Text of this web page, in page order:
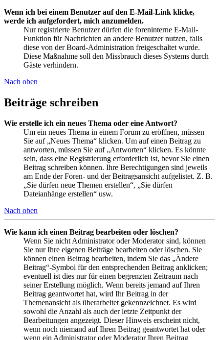
Wenn ich bei einem Benutzer auf den E-Mail-Link klicke,
werde ich aufgefordert, mich anzumelden.
Nur registrierte Benutzer dürfen die foreninterne E-Mail-
Funktion für Nachrichten an andere Benutzer nutzen, falls
diese von der Board-Administration freigeschaltet wurde.
Diese Maßnahme soll den Missbrauch dieses Systems durch
Gäste verhindern.
Nach oben
Beiträge schreiben
Wie erstelle ich ein neues Thema oder eine Antwort?
Um ein neues Thema in einem Forum zu eröffnen, müssen
Sie auf „Neues Thema“ klicken. Um auf einen Beitrag zu
antworten, müssen Sie auf „Antworten“ klicken. Es könnte
sein, dass eine Registrierung erforderlich ist, bevor Sie einen
Beitrag schreiben können. Ihre Berechtigungen sind jeweils
am Ende der Foren- und der Beitragsansicht aufgelistet. Z. B.
„Sie dürfen neue Themen erstellen“, „Sie dürfen
Dateianhänge erstellen“ usw.
Nach oben
Wie kann ich einen Beitrag bearbeiten oder löschen?
Wenn Sie nicht Administrator oder Moderator sind, können
Sie nur Ihre eigenen Beiträge bearbeiten oder löschen. Sie
können einen Beitrag bearbeiten, indem Sie das „Ändere
Beitrag“-Symbol für den entsprechenden Beitrag anklicken;
eventuell ist dies nur für einen begrenzten Zeitraum nach
seiner Erstellung möglich. Wenn bereits jemand auf Ihren
Beitrag geantwortet hat, wird Ihr Beitrag in der
Themenansicht als überarbeitet gekennzeichnet. Es wird
sowohl die Anzahl als auch der letzte Zeitpunkt der
Bearbeitungen angezeigt. Dieser Hinweis erscheint nicht,
wenn noch niemand auf Ihren Beitrag geantwortet hat oder
wenn ein Administrator oder Moderator Ihren Beitrag